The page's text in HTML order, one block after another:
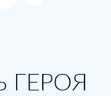
ГЕРОЯ